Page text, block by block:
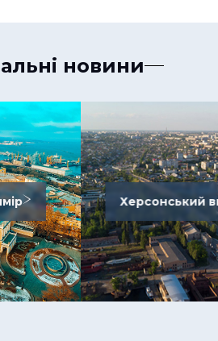
новини
Херсонський